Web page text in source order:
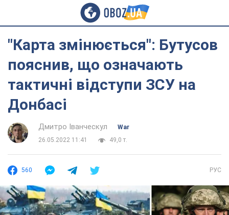
"Карта змінюється": Бутусов
пояснив, що означають
тактичні відступи ЗСУ на
Донбасі
Дмитро Іванческул
War
26.05.2022 11:41
49,0 т.
560 РУС